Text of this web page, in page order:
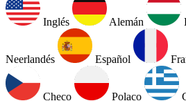
Inglés Alemán
Neerlandés Español
Checo Polaco